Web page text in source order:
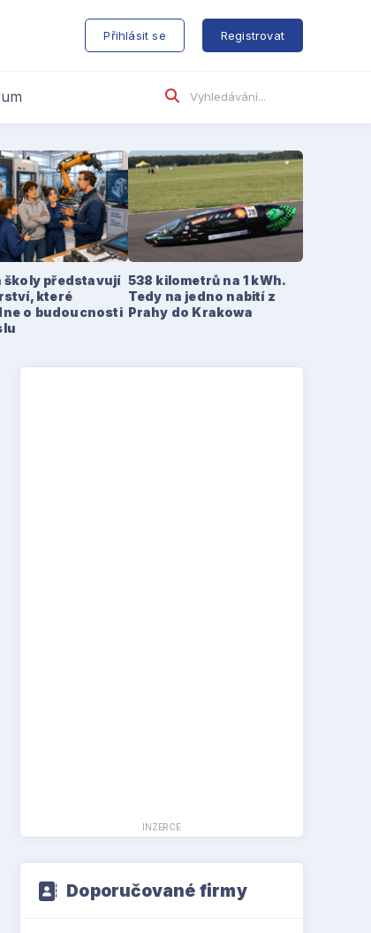
Přihlásit se Registrovat
školy představují
které
o budoucnosti
538 kilometrů na 1 kWh.
Tedy na jedno nabití z
Prahy do Krakowa
INZERCE
Doporučované firmy